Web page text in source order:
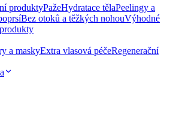
produktyPažeHydratace tělaPeelingy a
Bez otoků a těžkých nohouVýhodné
a maskyExtra vlasová péčeRegenerační